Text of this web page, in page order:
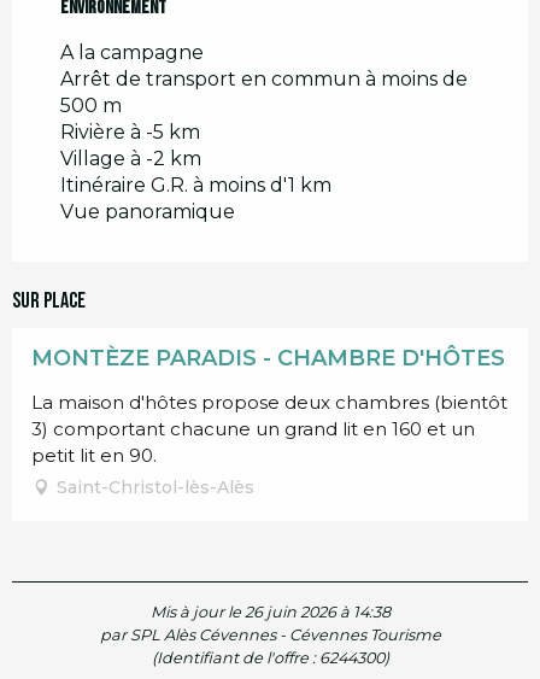
Environnement
Environnement
A la campagne
Arrêt de transport en commun à moins de
500 m
Rivière à -5 km
Village à -2 km
Itinéraire G.R. à moins d'1 km
Vue panoramique
Sur place
MONTÈZE PARADIS - CHAMBRE D'HÔTES
La maison d'hôtes propose deux chambres (bientôt
3) comportant chacune un grand lit en 160 et un
petit lit en 90.
Saint-Christol-lès-Alès
Mis à jour le 26 juin 2026 à 14:38
par SPL Alès Cévennes - Cévennes Tourisme
(Identifiant de l'offre : 6244300)